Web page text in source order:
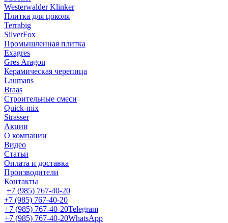
Westerwalder Klinker
Плитка для цоколя
Terrabig
SilverFox
Промышленная плитка
Exagres
Gres Aragon
Керамическая черепица
Laumans
Braas
Строительные смеси
Quick-mix
Strasser
Акции
О компании
Видео
Статьи
Оплата и доставка
Производители
Контакты
+7 (985) 767-40-20
+7 (985) 767-40-20
+7 (985) 767-40-20Telegram
+7 (985) 767-40-20WhatsApp